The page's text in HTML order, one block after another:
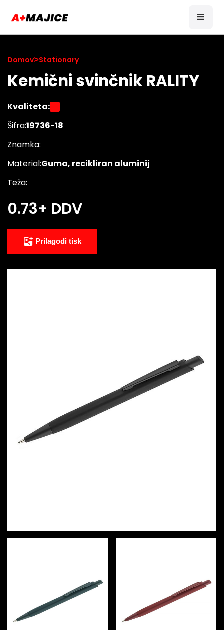
Domov>Stationary
Kemični svinčnik RALITY
Kvaliteta:
Šifra:19736-18
Znamka:
Material:Guma, recikliran aluminij
Teža:
0.73+ DDV
Prilagodi tisk